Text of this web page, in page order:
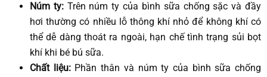
Núm ty:Trên núm ty của bình sữa chống sặc và đầy
hơi thường có nhiều lỗ thông khí nhỏ để không khí có
thể dễ dàng thoát ra ngoài, hạn chế tình trạng sủi bọt
khí khi bé bú sữa.
Chất liệu:Phần thân và núm ty của bình sữa chống